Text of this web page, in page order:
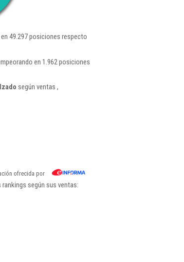
49.297 posiciones respecto
en 1.962 posiciones
según ventas ,
ofrecida por
según sus ventas: